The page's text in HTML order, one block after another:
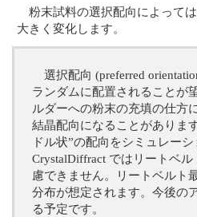
粉末試料の選択配向によって
大きく変化します。
選択配向 (preferred
ランダムに配置されることが
ルダーへの粉末の充填の仕方
結晶配向になることがありま
ドル状”の配向をシミュレーシ
CrystalDiffract ではリートベ
慮できません。リートベルト
分布が想定されます。今後の
る予定です。